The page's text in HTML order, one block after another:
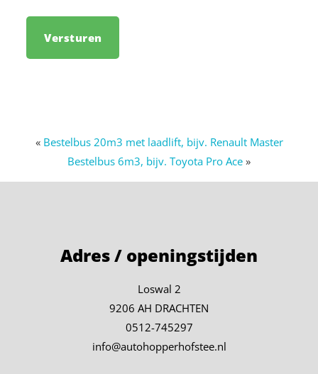
« Bestelbus 20m3 met laadlift, bijv. Renault Master
Bestelbus 6m3, bijv. Toyota Pro Ace »
Adres / openingstijden
Loswal 2
9206 AH DRACHTEN
0512-745297
info@autohopperhofstee.nl